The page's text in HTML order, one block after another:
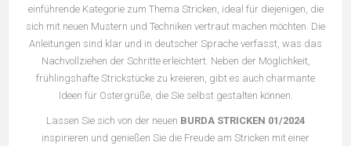
einführende Kategorie zum Thema Stricken, ideal für diejenigen, die
sich mit neuen Mustern und Techniken vertraut machen möchten. Die
Anleitungen sind klar und in deutscher Sprache verfasst, was das
Nachvollziehen der Schritte erleichtert. Neben der Möglichkeit,
frühlingshafte Strickstücke zu kreieren, gibt es auch charmante
Ideen für Ostergrüße, die Sie selbst gestalten können.
Lassen Sie sich von der neuen BURDA STRICKEN 01/2024
inspirieren und genießen Sie die Freude am Stricken mit einer